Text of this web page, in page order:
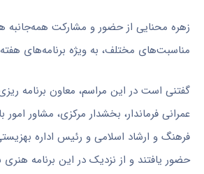
زهره محنایی از حضور و مشارکت همه‌جانبه
مناسبت‌های مختلف، به ویژه برنامه‌های
گفتنی است در این مراسم، معاون برنامه
عمرانی فرماندار، بخشدار مرکزی، مشاور امور
فرهنگ و ارشاد اسلامی و رئیس اداره
حضور یافتند و از نزدیک در این برنامه